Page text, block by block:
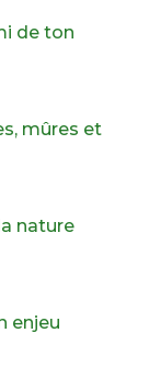
de ton
mûres et
nature
enjeu